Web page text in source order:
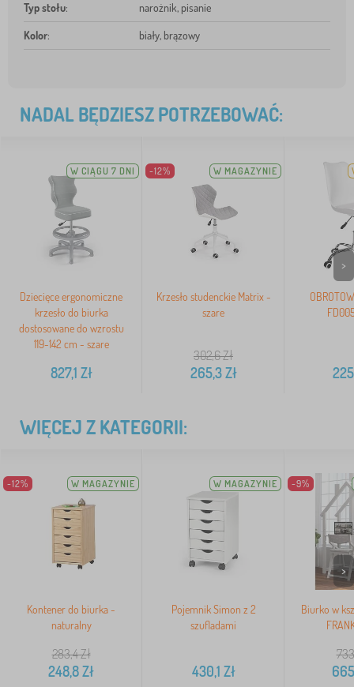
Typ stołu: narożnik, pisanie
Kolor: biały, brązowy
NADAL BĘDZIESZ POTRZEBOWAĆ:
W CIĄGU 7 DNI
Dziecięce ergonomiczne
krzesło do biurka
dostosowane do wzrostu
119-142 cm - szare
827,1 Zł
-12% W MAGAZYNIE
Krzesło studenckie Matrix -
szare
302,6Zł
265,3Zł
>
WIĘCEJ Z KATEGORII:
-12% W MAGAZYNIE
Kontener do biurka -
naturalny
283,4Zł
248,8Zł
W MAGAZYNIE
Pojemnik Simon z 2
szufladami
430,1 Zł
-9%
Biurko w
>